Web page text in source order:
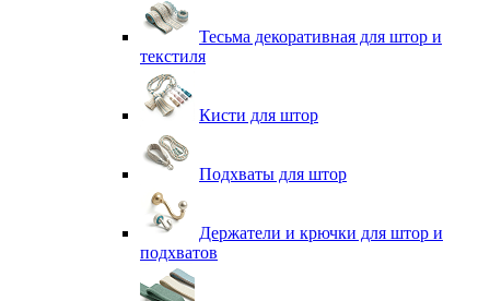
Тесьма декоративная для штор и
текстиля
Кисти для штор
Подхваты для штор
Держатели и крючки для штор и
подхватов